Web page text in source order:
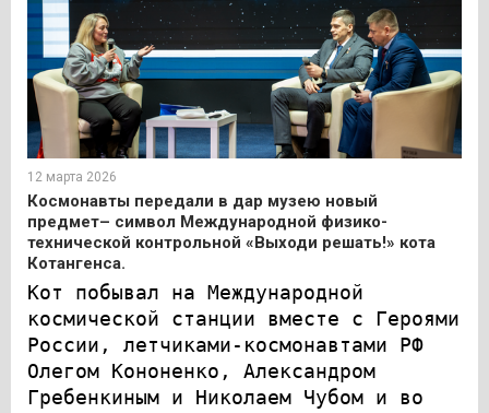
12 марта 2026
Космонавты передали в дар музею новый
предмет– символ Международной физико-
технической контрольной «Выходи решать!» кота
Котангенса.
Кот побывал на Международной
космической станции вместе с Героями
России, летчиками-космонавтами РФ
Олегом Кононенко, Александром
Гребенкиным и Николаем Чубом и во